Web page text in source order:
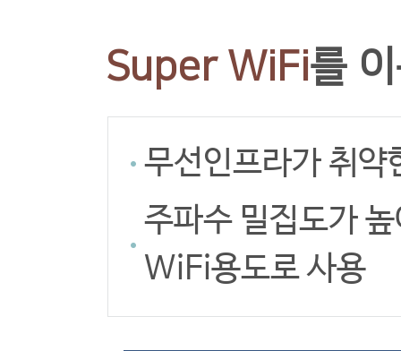
Super WiFi를
무선인프라가 취약
주파수 밀집도가
WiFi용도로 사용